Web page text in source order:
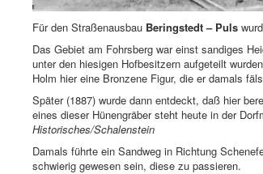
Für den Straßenausbau Beringstedt – Puls
Das Gebiet am Fohrsberg war einst sandiges
unter den hiesigen Hofbesitzern aufgeteilt
Holm hier eine Bronzene Figur, die er damals
Später (1887) wurde dann entdeckt, daß hier
eines dieser Hünengräber steht heute in der
Historisches/Schalenstein
Damals führte ein Sandweg in Richtung
schwierig gewesen sein, diese zu passieren.